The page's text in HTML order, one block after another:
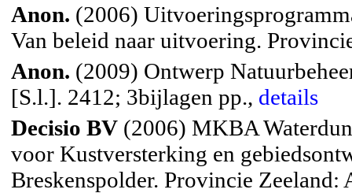
Anon. (2006)
Van beleid naar uitvoering.
Anon. (2009) Ontwerp
[S.l.]. 2412; 3bijlagen pp., details
Decisio BV (2006) MKBA
voor Kustversterking en
Breskenspolder. Provincie Zeeland: